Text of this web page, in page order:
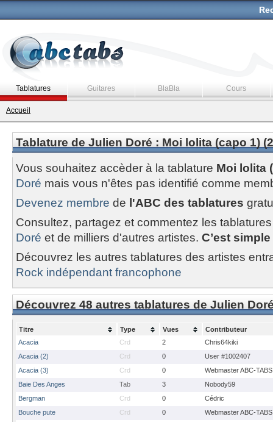
Tablatures Guitares BlaBla Cours
Accueil
Tablature de Julien Doré : Moi lolita (capo 1)
Vous souhaitez accèder à la tablature Moi lolita
Doré mais vous n'êtes pas identifié comme
Devenez membre de l'ABC des tablatures
Consultez, partagez et commentez les
Doré et de milliers d'autres artistes. C’est
Découvrez les autres tablatures des artistes
Rock indépendant francophone
Découvrez 48 autres tablatures de Julien
Titre Type Vues
Contributeur
Acacia
Crd 2
Chris64kiki
Acacia (2)
Crd 0
User #1002407
Acacia (3)
Crd 0
Webmaster ABC-TABS
Baie Des Anges
Tab 3
Nobody59
Bergman
Crd 0
Cédric
Bouche pute
Crd 0
Webmaster ABC-TABS